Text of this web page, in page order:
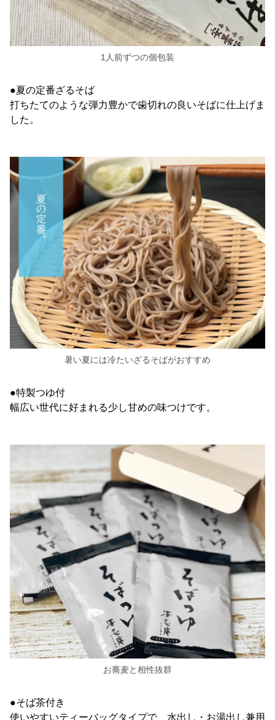
1人前ずつの個包装
●夏の定番ざるそば
打ちたてのような弾力豊かで歯切れの良いそばに仕上げま
した。
暑い夏には冷たいざるそばがおすすめ
●特製つゆ付
幅広い世代に好まれる少し甘めの味つけです。
お蕎麦と相性抜群
●そば茶付き
使いやすいティーバッグタイプで、水出し・お湯出し兼用